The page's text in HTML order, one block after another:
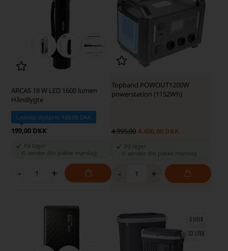
ARCAS 18 W LED 1600 lumen
Håndlygte
Laveste stykpris: 189,00 DKK
199,00 DKK
På lager
-Vi sender din pakke mandag
- +
Topband POWOUT1200W
powerstation (1152Wh)
4.995,00 4.400,00 DKK
På lager
Vi sender din pakke mandag
- +